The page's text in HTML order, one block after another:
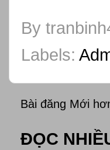
By
Labels:
Bài đăng Mới
ĐỌC